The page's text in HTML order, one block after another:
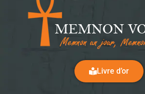
Livre d’or